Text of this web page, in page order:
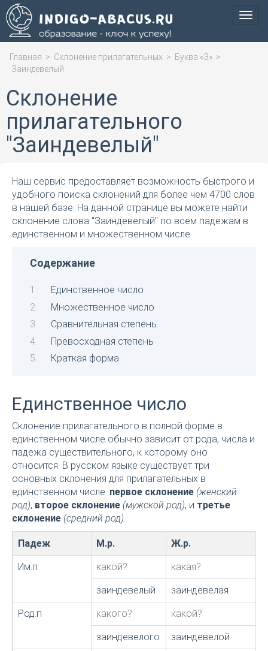
Меню
Главная > Склонение прилагательных > Буква «З» >
Заиндевелый
Склонение
прилагательного
"Заиндевелый"
Наш сервис предоставляет возможность быстрого и
удобного поиска склонений для более чем 4700 слов
в нашей базе. На данной странице вы можете найти
склонение слова "Заиндевелый" по всем падежам в
единственном и множественном числе.
Содержание
Единственное число
Множественное число
Сравнительная степень
Превосходная степень
Краткая форма
Единственное число
Склонение прилагательного в полной форме в
единственном числе обычно зависит от рода, числа и
падежа существительного, к которому оно
относится. В русском языке существует три
основных склонения для прилагательных в
единственном числе: первое склонение (женский
род), второе склонение (мужской род), и третье
склонение (средний род).
Падеж М.р. Ж.р.
Им.п какой? какая?
заиндевелый заиндевелая
Род.п какого? какой?
заиндевелого заиндевелой